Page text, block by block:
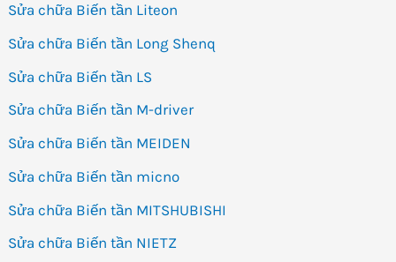
Sửa chữa Biến tần Liteon
Sửa chữa Biến tần Long Shenq
Sửa chữa Biến tần LS
Sửa chữa Biến tần M-driver
Sửa chữa Biến tần MEIDEN
Sửa chữa Biến tần micno
Sửa chữa Biến tần MITSHUBISHI
Sửa chữa Biến tần NIETZ